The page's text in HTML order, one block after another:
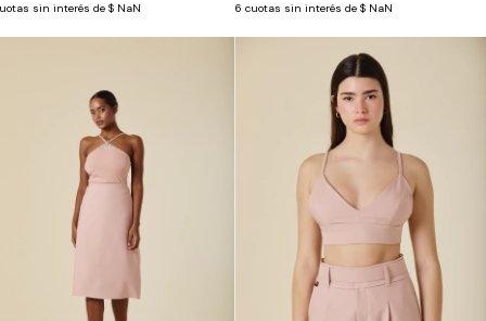
sin interés de $ NaN 6 cuotas sin interés de $ NaN